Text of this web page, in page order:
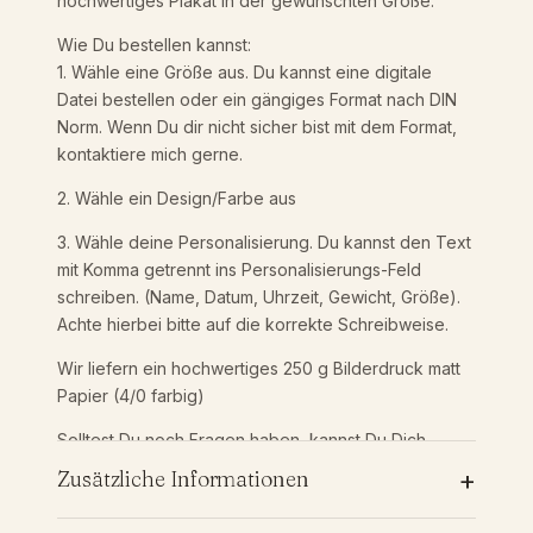
9
,
9
0
€
t
s
d
a
t
e
|
e
b
u
r
|
E
l
f
Wie Du bestellen kannst:
1. Wähle eine Größe aus. Du kannst eine digitale
Datei bestellen oder ein gängiges Format nach DIN
Norm. Wenn Du dir nicht sicher bist mit dem Format,
kontaktiere mich gerne.
2. Wähle ein Design/Farbe aus
3. Wähle deine Personalisierung. Du kannst den Text
mit Komma getrennt ins Personalisierungs-Feld
schreiben. (Name, Datum, Uhrzeit, Gewicht, Größe).
Achte hierbei bitte auf die korrekte Schreibweise.
Wir liefern ein hochwertiges 250 g Bilderdruck matt
Papier (4/0 farbig)
Solltest Du noch Fragen haben, kannst Du Dich
gerne jederzeit bei liefern melden.
Zusätzliche Informationen +